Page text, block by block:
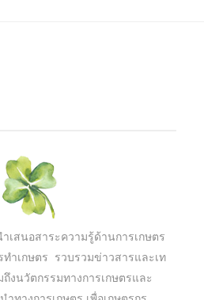
เสนอสาระความรู้ด้านการเกษตร
ำเกษตร รวบรวมข่าวสารและเท
งนวัตกรรมทางการเกษตรและ